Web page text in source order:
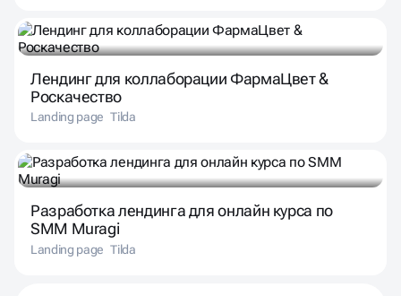
Лендинг для коллаборации ФармаЦвет &
Роскачество
Landing page Tilda
Разработка лендинга для онлайн курса по
SMM Muragi
Landing page Tilda